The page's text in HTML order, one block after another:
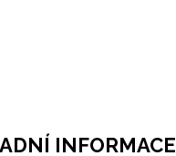
INFORMACE